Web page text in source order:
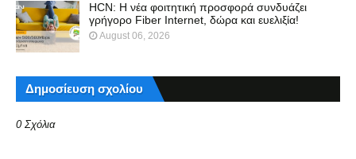
HCN: Η νέα φοιτητική προσφορά συνδυάζει
γρήγορο Fiber Internet, δώρα και ευελιξία!
August 06, 2026
Δημοσίευση σχολίου
0 Σχόλια